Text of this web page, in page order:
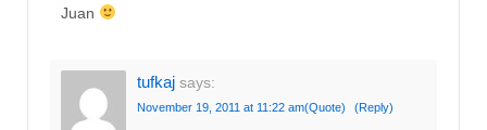
Juan
tufkaj says:
November 19, 2011 at 11:22 am(Quote) (Reply)